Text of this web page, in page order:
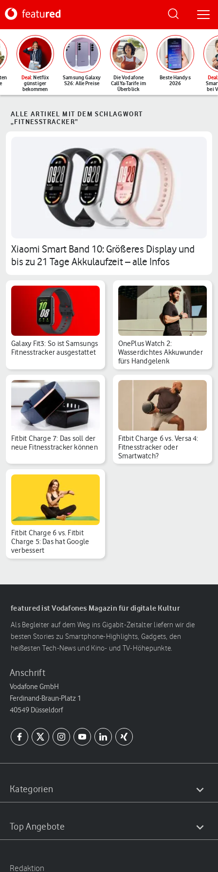
Deal: Netflix
günstiger
bekommen
Samsung Galaxy
S26: Alle Preise
Die Vodafone
CallYa-Tarife im
Überblick
Beste Handys
2026
Deal
bei
ALLE ARTIKEL MIT DEM SCHLAGWORT
„FITNESSTRACKER“
Xiaomi Smart Band 10: Größeres Display und
bis zu 21 Tage Akkulaufzeit – alle Infos
Galaxy Fit3: So ist Samsungs
Fitnesstracker ausgestattet
OnePlus Watch 2:
Wasserdichtes Akkuwunder
fürs Handgelenk
Fitbit Charge 7: Das soll der
neue Fitnesstracker können
Fitbit Charge 6 vs. Versa 4:
Fitnesstracker oder
Smartwatch?
Fitbit Charge 6 vs. Fitbit
Charge 5: Das hat Google
verbessert
featured ist Vodafones Magazin für digitale Kultur
Als Begleiter auf dem Weg ins Gigabit-Zeitalter liefern wir die
besten Stories zu Smartphone-Highlights, Gadgets, den
heißesten Tech-News und Kino- und TV-Höhepunkte.
Anschrift
Vodafone GmbH
Ferdinand-Braun-Platz 1
40549 Düsseldorf
Kategorien
Top Angebote
Redaktion